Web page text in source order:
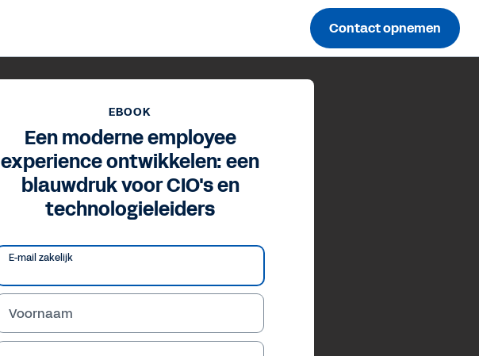
Contact opnemen
EBOOK
Een moderne employee
experience ontwikkelen: een
blauwdruk voor CIO's en
technologieleiders
E-mail zakelijk
Voornaam